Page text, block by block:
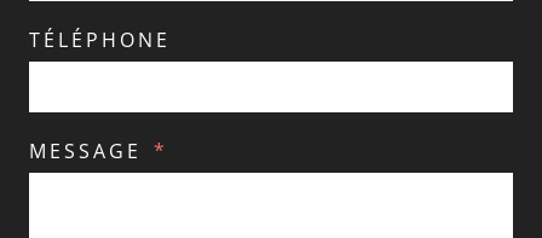
TÉLÉPHONE
MESSAGE